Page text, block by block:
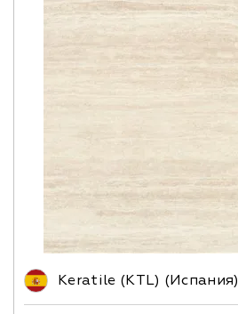
Keratile (KTL) (Испания)